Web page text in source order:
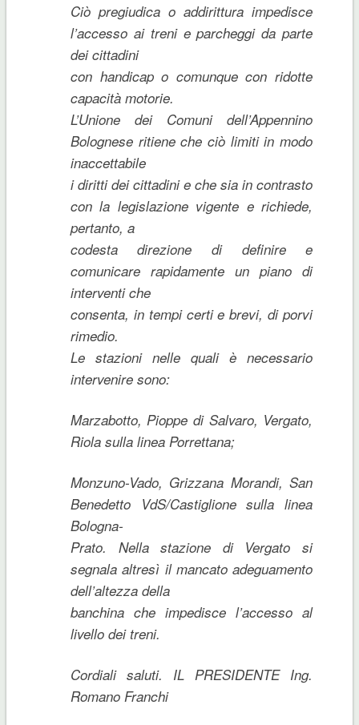
Ciò pregiudica o addirittura impedisce
l’accesso ai treni e parcheggi da parte
dei cittadini
con handicap o comunque con ridotte
capacità motorie.
L’Unione dei Comuni dell’Appennino
Bolognese ritiene che ciò limiti in modo
inaccettabile
i diritti dei cittadini e che sia in contrasto
con la legislazione vigente e richiede,
pertanto, a
codesta direzione di definire e
comunicare rapidamente un piano di
interventi che
consenta, in tempi certi e brevi, di porvi
rimedio.
Le stazioni nelle quali è necessario
intervenire sono:
Marzabotto, Pioppe di Salvaro, Vergato,
Riola sulla linea Porrettana;
Monzuno-Vado, Grizzana Morandi, San
Benedetto VdS/Castiglione sulla linea
Bologna-
Prato. Nella stazione di Vergato si
segnala altresì il mancato adeguamento
dell’altezza della
banchina che impedisce l’accesso al
livello dei treni.
Cordiali saluti. IL PRESIDENTE Ing.
Romano Franchi